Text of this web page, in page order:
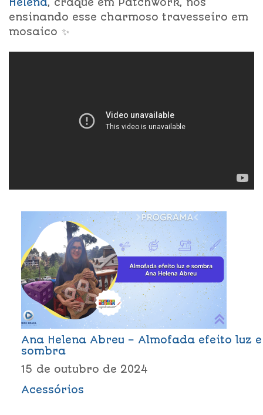
Helena, craque em Patchwork, nos
ensinando esse charmoso travesseiro em
mosaico ✨
Ana Helena Abreu – Almofada efeito luz e
sombra
15 de outubro de 2024
Acessórios